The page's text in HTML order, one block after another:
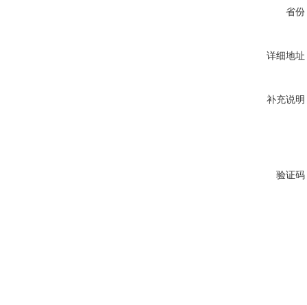
省份
详细地址
补充说明
验证码